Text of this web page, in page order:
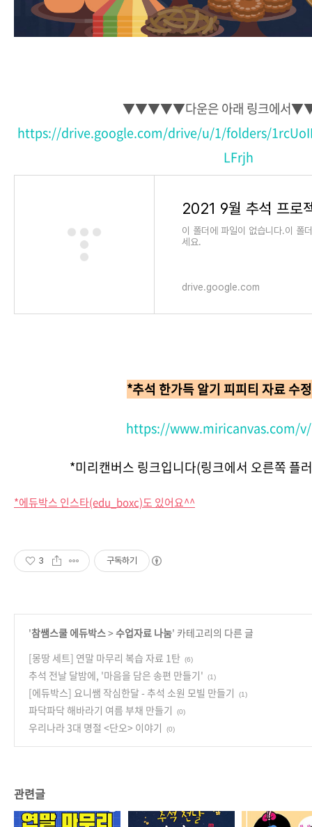
▼▼▼▼▼다운은 아래 링크에
https://drive.google.com/drive/u/1/folders/
LFrjh
이 폴더에 파일이 없습니다.이 폴
세요.
drive.google.com
*추석 한가득 알기 피피티 자료 수
https://www.miricanvas.com/
*미리캔버스 링크입니다(링크에서 오른쪽 플
*에듀박스 인스타(edu_boxc)도 있어요^^
3 구독하기
'참쌤스쿨 에듀박스>수업자료 나눔' 카테고리의 다른 글
[몽땅 세트] 연말 마무리 복습 자료 1탄
(6)
추석 전날 달밤에, '마음을 담은 송편 만들기' (1)
[에듀박스] 요니쌤 작심한달 - 추석 소원 모빌 만들기 (1)
파닥파닥 해바라기 여름 부채 만들기 (0)
우리나라 3대 명절 <단오> 이야기 (0)
관련글